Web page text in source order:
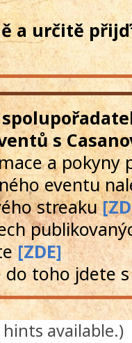
a určitě
s
a pokyny
eventu
streaku
[ZDE]
do toho jdete
hints available.)